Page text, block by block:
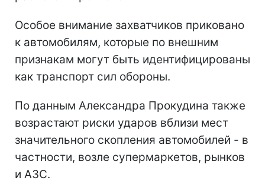
Особое внимание захватчиков приковано
к автомобилям, которые по внешним
признакам могут быть идентифицированы
как транспорт сил обороны.
По данным Александра Прокудина также
возрастают риски ударов вблизи мест
значительного скопления автомобилей - в
частности, возле супермаркетов, рынков
и АЗС.